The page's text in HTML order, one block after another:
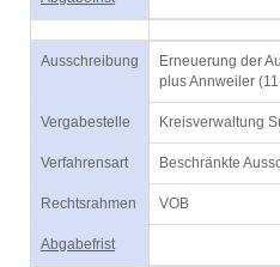
Ausschreibung
Erneuerung der
plus Annweiler
Vergabestelle Kreisverwaltung
Verfahrensart Beschränkte
Rechtsrahmen VOB
Abgabefrist